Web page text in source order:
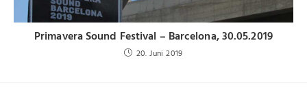
Primavera Sound Festival – Barcelona, 30.05.2019
20. Juni 2019